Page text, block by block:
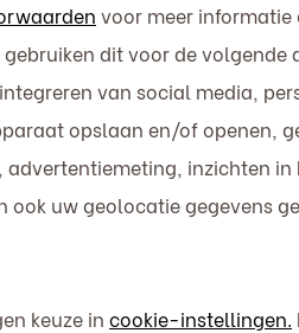
voor meer informatie
dit voor de
van social media,
opslaan en/of openen,
inzichten in
uw geolocatie gegevens
keuze in cookie-instellingen.